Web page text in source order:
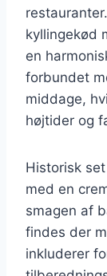
kyllingekød
en
forbundet
middage,
højtider og
Historisk
med en
smagen af
findes der
inkluderer